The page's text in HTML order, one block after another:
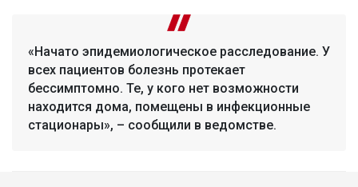
«Начато эпидемиологическое расследование. У
всех пациентов болезнь протекает
бессимптомно. Те, у кого нет возможности
находится дома, помещены в инфекционные
стационары», – сообщили в ведомстве.